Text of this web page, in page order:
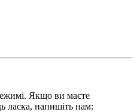
Якщо ви маєте
ласка, напишіть нам: